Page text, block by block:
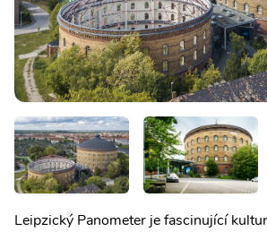
Leipzický Panometer je fascinující